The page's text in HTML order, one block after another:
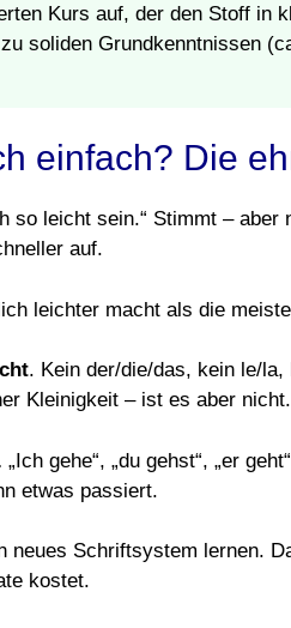
Kurs auf, der den Stoff in
soliden Grundkenntnissen
einfach? Die
so leicht sein.“ Stimmt –
auf.
leichter macht als die
. Kein der/die/das, kein le/
Kleinigkeit – ist es aber
„Ich gehe“, „du gehst“, „er
etwas passiert.
neues Schriftsystem lernen.
kostet.